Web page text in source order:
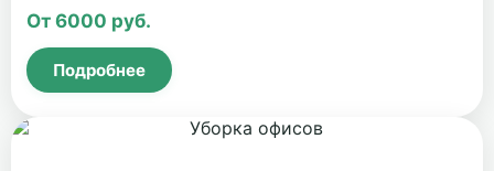
От 6000 руб.
Подробнее